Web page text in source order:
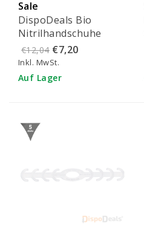
Sale
DispoDeals Bio
Nitrilhandschuhe
puderfrei blau - L -
Kopie
€12,04 €7,20
Inkl. MwSt.
Auf Lager